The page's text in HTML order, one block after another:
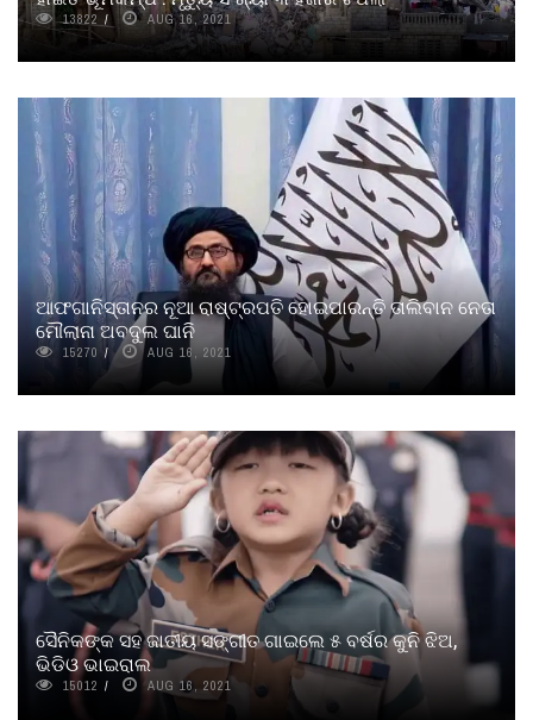
13822 AUG 16, 2021
ଆଫଗାନିସ୍ତାନର ନୂଆ ରାଷ୍ଟ୍ରପତି ହୋଇପାରନ୍ତି ତାଲିବାନ ନେତା
ମୌଲାନା ଅବଦୁଲ ଘାନି
15270 AUG 16, 2021
ସୈନିକଙ୍କ ସହ ଜାତୀୟ ସଙ୍ଗୀତ ଗାଇଲେ ୫ ବର୍ଷର କୁନି ଝିଅ,
ଭିଡିଓ ଭାଇରାଲ
15012 AUG 16, 2021